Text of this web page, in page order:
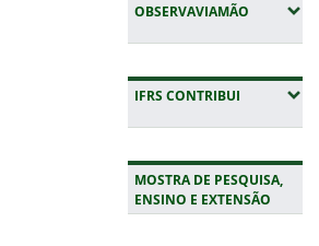
OBSERVAVIAMÃO
IFRS CONTRIBUI (EXPANDIR
MOSTRA DE PESQUISA,
ENSINO E EXTENSÃO